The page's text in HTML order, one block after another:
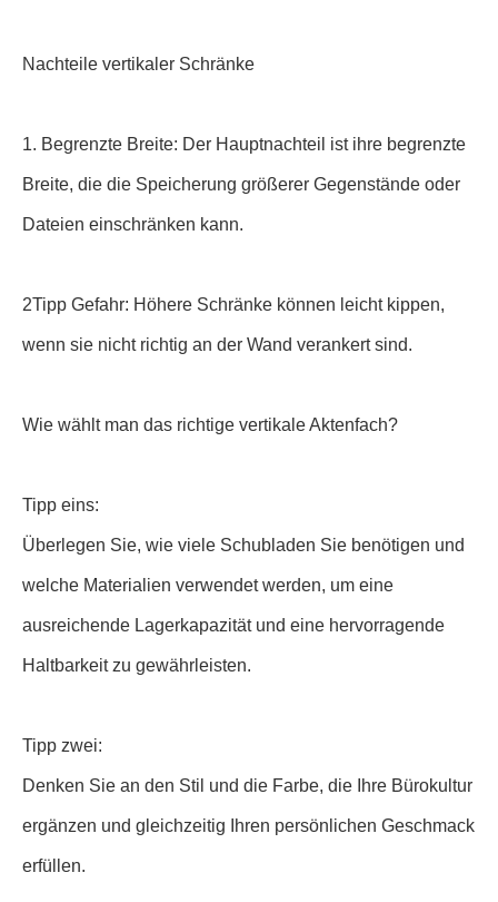
Nachteile vertikaler Schränke
1. Begrenzte Breite: Der Hauptnachteil ist ihre begrenzte
Breite, die die Speicherung größerer Gegenstände oder
Dateien einschränken kann.
2Tipp Gefahr: Höhere Schränke können leicht kippen,
wenn sie nicht richtig an der Wand verankert sind.
Wie wählt man das richtige vertikale Aktenfach?
Tipp eins:
Überlegen Sie, wie viele Schubladen Sie benötigen und
welche Materialien verwendet werden, um eine
ausreichende Lagerkapazität und eine hervorragende
Haltbarkeit zu gewährleisten.
Tipp zwei:
Denken Sie an den Stil und die Farbe, die Ihre Bürokultur
ergänzen und gleichzeitig Ihren persönlichen Geschmack
erfüllen.